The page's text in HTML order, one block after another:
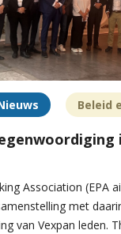
Beleid
Association (EPA
met
van Vexpan leden.